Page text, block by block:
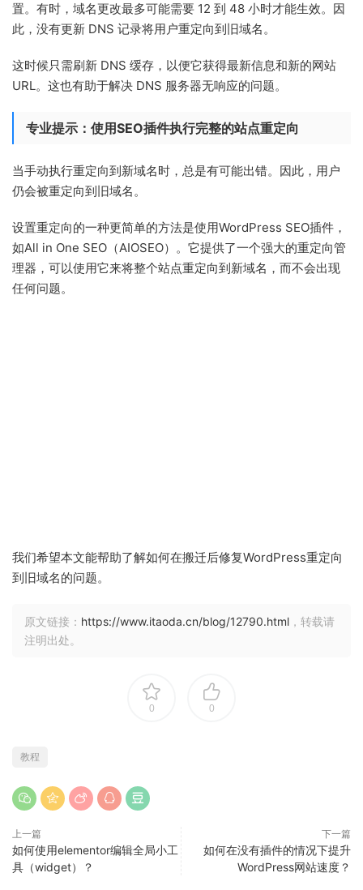
置。有时，域名更改最多可能需要 12 到 48 小时才能生效。因
此，没有更新 DNS 记录将用户重定向到旧域名。
这时候只需刷新 DNS 缓存，以便它获得最新信息和新的网站
URL。这也有助于解决 DNS 服务器无响应的问题。
专业提示：使用SEO插件执行完整的站点重定向
当手动执行重定向到新域名时，总是有可能出错。因此，用户
仍会被重定向到旧域名。
设置重定向的一种更简单的方法是使用WordPress SEO插件，
如All in One SEO（AIOSEO）。它提供了一个强大的重定向管
理器，可以使用它来将整个站点重定向到新域名，而不会出现
任何问题。
我们希望本文能帮助了解如何在搬迁后修复WordPress重定向
到旧域名的问题。
原文链接： https://www.itaoda.cn/blog/12790.html ，转载请
注明出处。
0 0
教程
上一篇
如何使用elementor编辑全局小工
具（widget）？
下一篇
如何在没有插件的情况下提升
WordPress网站速度？